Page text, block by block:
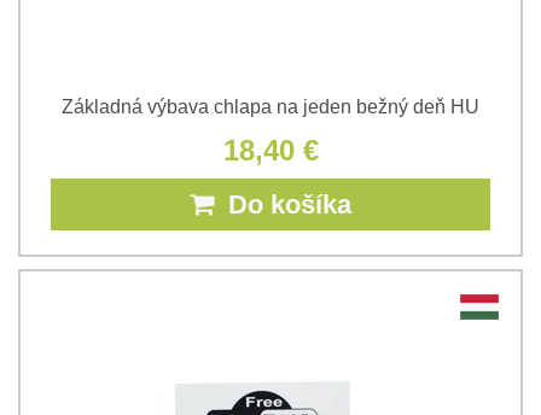
Základná výbava chlapa na jeden bežný deň HU
18,40 €
Do košíka